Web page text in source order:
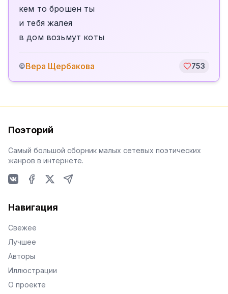
кем то брошен ты
и тебя жалея
в дом возьмут коты
©Вера Щербакова 753
Поэторий
Самый большой сборник малых сетевых поэтических
жанров в интернете.
Навигация
Свежее
Лучшее
Авторы
Иллюстрации
О проекте